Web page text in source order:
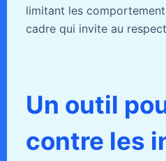
limitant les
cadre qui invite au
Un outil
contre les